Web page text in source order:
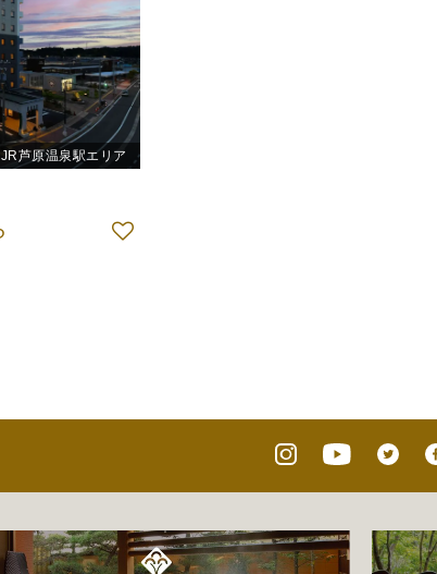
JR芦原温泉駅エリア